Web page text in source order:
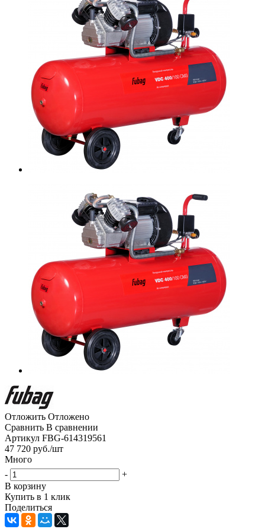
Отложить Отложено
Сравнить В сравнении
Артикул FBG-614319561
47 720 руб./шт
Много
-
+
В корзину
Купить в 1 клик
Поделиться